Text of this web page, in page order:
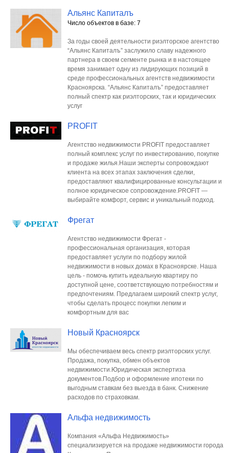
Альянс Капиталъ
Число объектов в базе: 7
За годы своей деятельности риэлторское агентство
“Альянс Капиталъ” заслужило славу надежного
партнера в своем сегменте рынка и в настоящее
время занимает одну из лидирующих позиций в
среде профессиональных агентств недвижимости
Красноярска. “Альянс Капиталъ” предоставляет
полный спектр как риэлторских, так и юридических
услуг
PROFIT
Агентство недвижимости PROFIT предоставляет
полный комплекс услуг по инвестированию, покупке
и продаже жилья.Наши эксперты сопровождают
клиента на всех этапах заключения сделки,
предоставляют квалифицированные консультации и
полное юридическое сопровождение.PROFIT —
выбирайте комфорт, сервис и уникальный подход.
Фрегат
Агентство недвижимости Фрегат -
профессиональная организация, которая
предоставляет услуги по подбору жилой
недвижимости в новых домах в Красноярске. Наша
цель - помочь купить идеальную квартиру по
доступной цене, соответствующую потребностям и
предпочтениям. Предлагаем широкий спектр услуг,
чтобы сделать процесс покупки легким и
комфортным для вас
Новый Красноярск
М ы обеспечиваем весь спектр риэлторских услуг.
Продажа, покупка, обмен объектов
недвижимости.Юридическая экспертиза
документов.Подбор и оформление ипотеки по
выгодным ставкам без выезда в банк. Снижение
расходов по страховкам.
Альфа недвижимость
Компания «Альфа Недвижимость»
специализируется на продаже недвижимости города